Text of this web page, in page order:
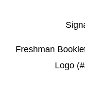
Freshman
Logo